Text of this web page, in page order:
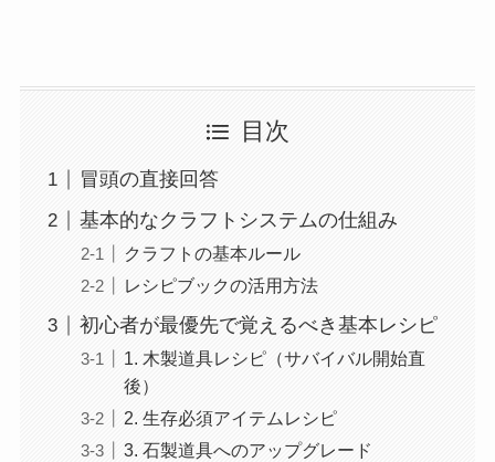
目次
冒頭の直接回答
基本的なクラフトシステムの仕組み
クラフトの基本ルール
レシピブックの活用方法
初心者が最優先で覚えるべき基本レシピ
1. 木製道具レシピ（サバイバル開始直
後）
2. 生存必須アイテムレシピ
3. 石製道具へのアップグレード